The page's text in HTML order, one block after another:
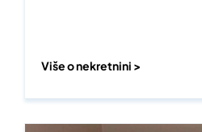
Više o nekretnini >